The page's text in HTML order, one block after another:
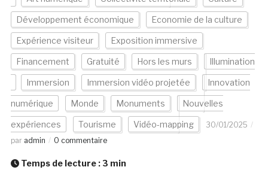
Développement économique Economie de la culture
Expérience visiteur Exposition immersive
Financement Gratuité Hors les murs Illumination
Immersion Immersion vidéo projetée Innovation
numérique Monde Monuments Nouvelles
expériences Tourisme Vidéo-mapping
30/01/2025
par admin 0 commentaire
Temps de lecture : 3 min